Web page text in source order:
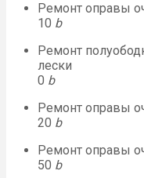
Ремонт оправы
10 b
Ремонт
лески
0 b
Ремонт оправы
20 b
Ремонт оправы
50 b